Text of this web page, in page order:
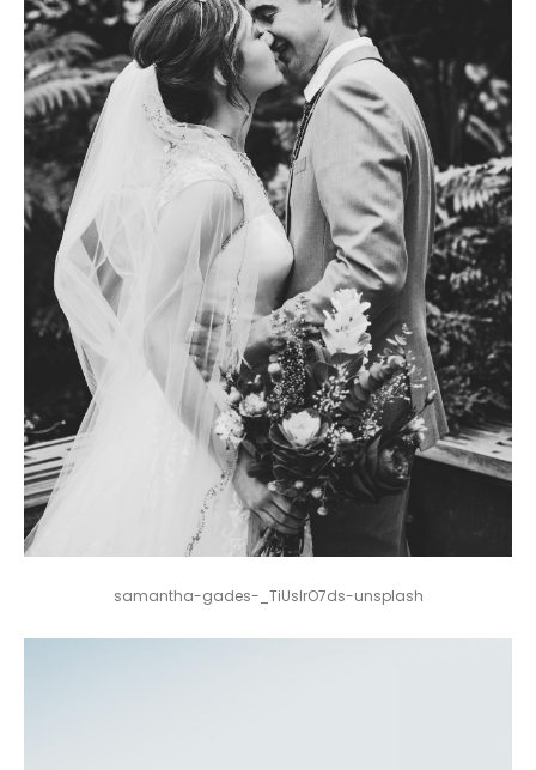
samantha-gades-_TiUsIrO7ds-unsplash